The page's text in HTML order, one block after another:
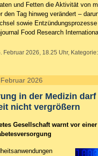
und Fetten die Aktivität von
den Tag hinweg verändert –
sowie
Food Research
Februar 2026, 18.25 Uhr,
2026
in der Medizin darf
nicht vergrößern
Gesellschaft warnt vor